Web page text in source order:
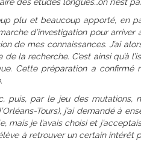
plu et beaucoup apporté, en
d’investigation pour
de mes connaissances. J’ai
la recherche. C’est ainsi qu’à
Cette préparation a confirmé
puis, par le jeu des mutations,
Tours), j’ai demandé à
je l’avais choisi et
à retrouver un certain intérêt